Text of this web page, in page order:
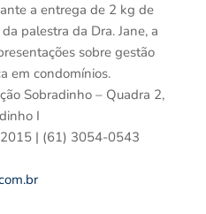
a entrega de 2 kg de
palestra da Dra. Jane, a
sobre gestão
em condomínios.
Sobradinho – Quadra 2,
I
| (61) 3054-0543